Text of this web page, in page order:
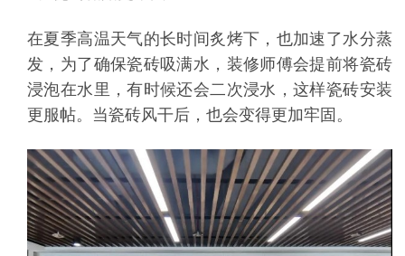
在夏季高温天气的长时间炙烤下，也加速了水分蒸
发，为了确保瓷砖吸满水，装修师傅会提前将瓷砖
浸泡在水里，有时候还会二次浸水，这样瓷砖安装
更服帖。当瓷砖风干后，也会变得更加牢固。